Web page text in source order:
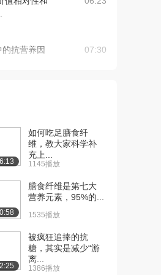
抗营养因
07:30
的生物有效
07:36
的生物有效
07:34
价营养价值
07:49
如何吃足膳食纤
维，教大家科学补
充上...
1145播放
膳食纤维是第七大
营养元素，95%的...
1535播放
被疯狂追捧的抗
糖，其实是减少“游
离...
1386播放